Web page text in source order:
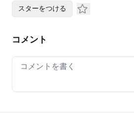
スターをつける
コメント
Your comment